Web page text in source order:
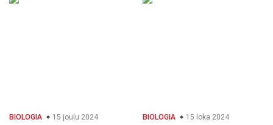
BIOLOGIA 15 joulu 2024 BIOLOGIA 15 loka 2024